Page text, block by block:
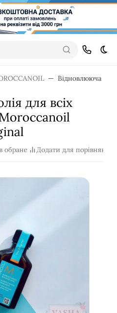
Відновлююча
для всіх
обране Додати для порівняння